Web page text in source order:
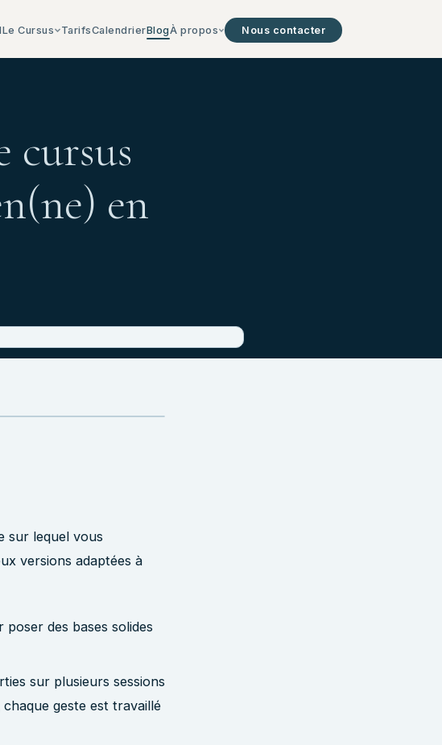
Le Cursus TarifsCalendrierBlogÀ propos Nous contacter
cursus
en
sur lequel vous
versions adaptées à
des bases solides
sur plusieurs sessions
geste est travaillé